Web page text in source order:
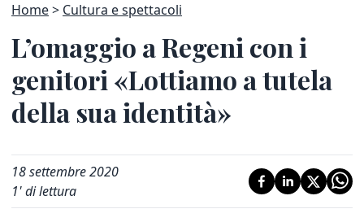
Home Cultura e spettacoli
L’omaggio a Regeni con i
genitori «Lottiamo a tutela
della sua identità»
18 settembre 2020
1' di lettura